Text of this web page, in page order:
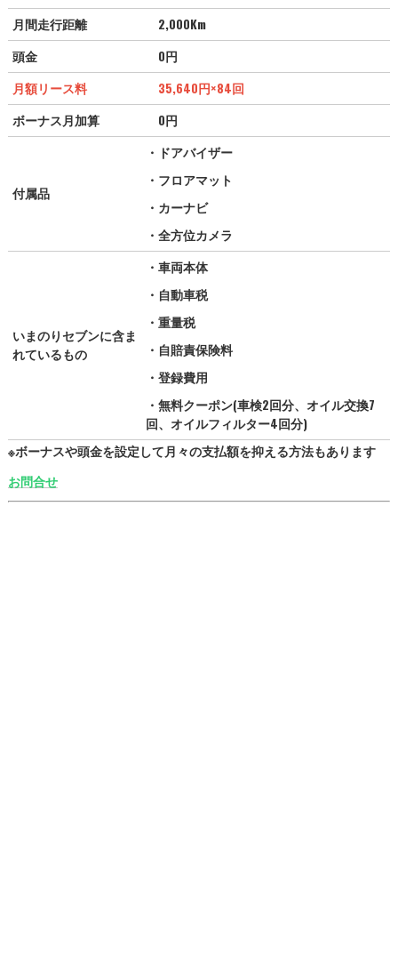
月間走行距離
2,000Km
頭金
0円
月額リース料
35,640円×84回
ボーナス月加算
0円
付属品
・ドアバイザー
・フロアマット
・カーナビ
・全方位カメラ
いまのりセブンに含ま
れているもの
・車両本体
・自動車税
・重量税
・自賠責保険料
・登録費用
・無料クーポン(車検2回分、オイル交換7
回、オイルフィルター4回分)
※ボーナスや頭金を設定して月々の支払額を抑える方法もあります
お問合せ